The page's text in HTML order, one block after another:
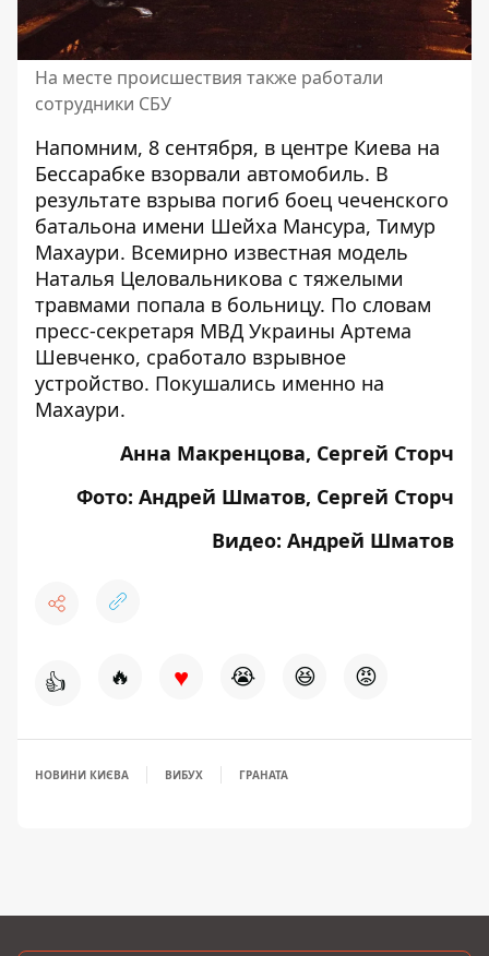
На месте происшествия также работали
сотрудники СБУ
Напомним, 8 сентября, в центре Киева на
Бессарабке взорвали автомобиль. В
результате взрыва погиб боец чеченского
батальона имени Шейха Мансура, Тимур
Махаури. Всемирно известная модель
Наталья Целовальникова с тяжелыми
травмами попала в больницу. По словам
пресс-секретаря МВД Украины Артема
Шевченко, сработало взрывное
устройство. Покушались именно на
Махаури.
Анна Макренцова, Сергей Сторч
Фото: Андрей Шматов, Сергей Сторч
Видео: Андрей Шматов
👍 🔥 ♥ 😭 😆 😡
НОВИНИ КИЄВА ВИБУХ ГРАНАТА